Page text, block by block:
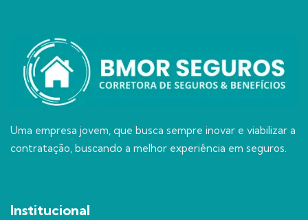
Uma empresa jovem, que busca sempre inovar e viabilizar a
contratação, buscando a melhor experiência em seguros.
Institucional